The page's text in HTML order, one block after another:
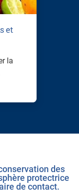
et
la
des
protectrice
de contact.